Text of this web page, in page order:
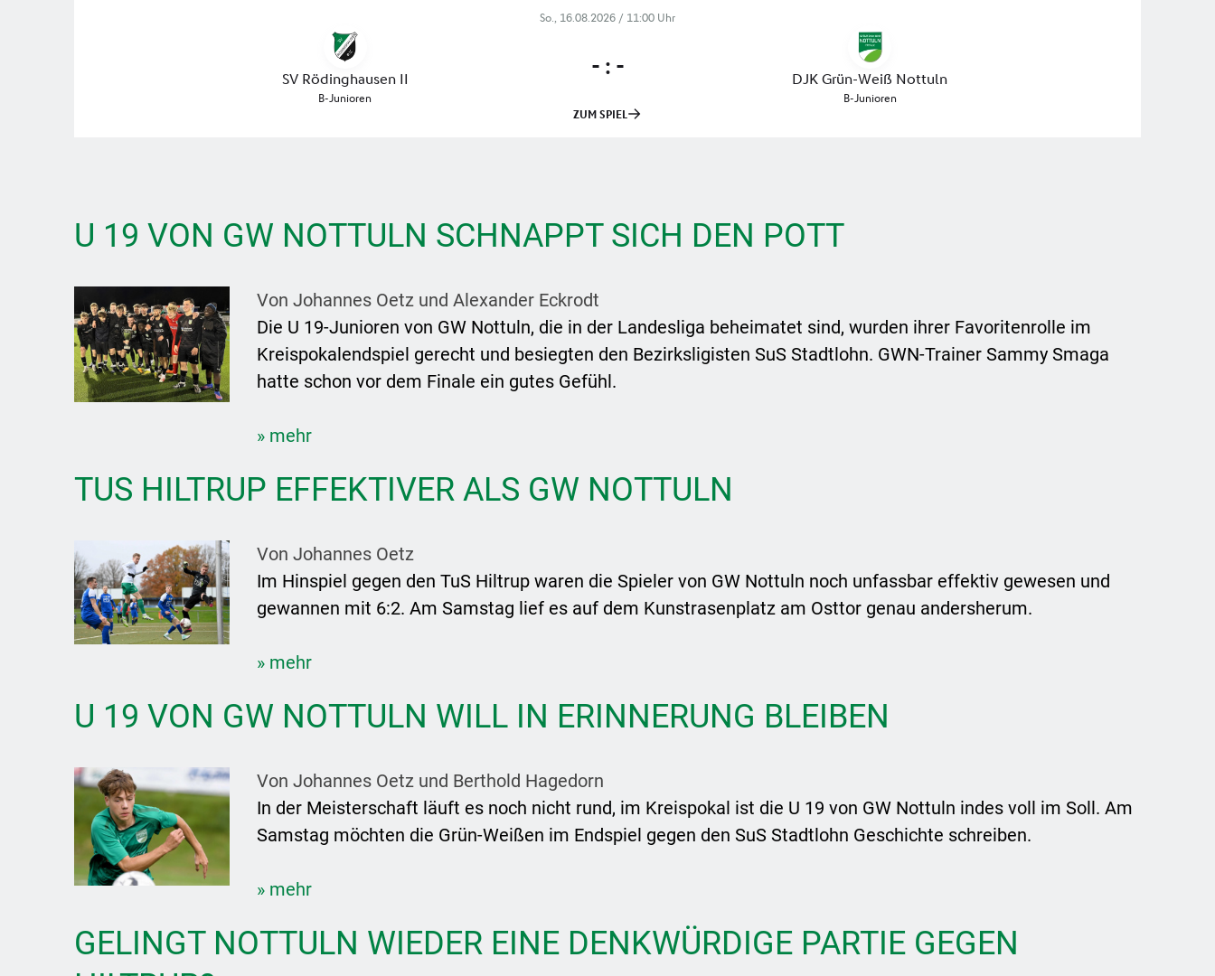
U 19 VON GW NOTTULN SCHNAPPT SICH DEN POTT
Von Johannes Oetz und Alexander Eckrodt
Die U 19-Junioren von GW Nottuln, die in der Landesliga beheimatet sind, wurden ihrer Favoritenrolle im
Kreispokalendspiel gerecht und besiegten den Bezirksligisten SuS Stadtlohn. GWN-Trainer Sammy Smaga
hatte schon vor dem Finale ein gutes Gefühl.
» mehr
TUS HILTRUP EFFEKTIVER ALS GW NOTTULN
Von Johannes Oetz
Im Hinspiel gegen den TuS Hiltrup waren die Spieler von GW Nottuln noch unfassbar effektiv gewesen und
gewannen mit 6:2. Am Samstag lief es auf dem Kunstrasenplatz am Osttor genau andersherum.
» mehr
U 19 VON GW NOTTULN WILL IN ERINNERUNG BLEIBEN
Von Johannes Oetz und Berthold Hagedorn
In der Meisterschaft läuft es noch nicht rund, im Kreispokal ist die U 19 von GW Nottuln indes voll im Soll. Am
Samstag möchten die Grün-Weißen im Endspiel gegen den SuS Stadtlohn Geschichte schreiben.
» mehr
GELINGT NOTTULN WIEDER EINE DENKWÜRDIGE PARTIE GEGEN